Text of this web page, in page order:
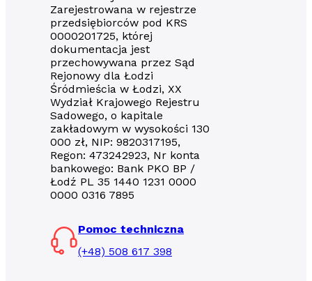
Zarejestrowana w rejestrze
przedsiębiorców pod KRS
0000201725, której
dokumentacja jest
przechowywana przez Sąd
Rejonowy dla Łodzi
Śródmieścia w Łodzi, XX
Wydział Krajowego Rejestru
Sadowego, o kapitale
zakładowym w wysokości 130
000 zł, NIP: 9820317195,
Regon: 473242923, Nr konta
bankowego: Bank PKO BP /
Łodź PL 35 1440 1231 0000
0000 0316 7895
Pomoc techniczna
(+48) 508 617 398